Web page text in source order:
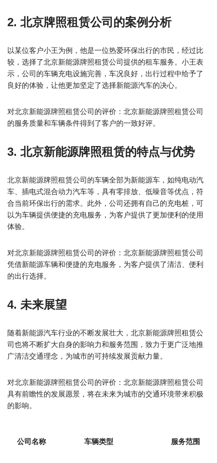
2. 北京牌照租赁公司的案例分析
以某位客户小王为例，他是一位热爱环保出行的市民，经过比
较，选择了北京新能源牌照租赁公司提供的租车服务。小王表
示，公司的车辆充电设施完善，车况良好，出行过程中给予了
良好的体验，让他更加坚定了选择新能源汽车的决心。
对北京新能源牌照租赁公司的评价：北京新能源牌照租赁公司
的服务质量和车辆条件得到了客户的一致好评。
3. 北京新能源牌照租赁的特点与优势
北京新能源牌照租赁公司的车辆全部为新能源车，如纯电动汽
车、插电式混合动力汽车等，具有零排放、低噪音等优点，符
合当前环保出行的需求。此外，公司还拥有自己的充电桩，可
以为车辆提供便捷的充电服务，为客户提供了更加便利的使用
体验。
对北京新能源牌照租赁公司的评价：北京新能源牌照租赁公司
凭借新能源车辆和便捷的充电服务，为客户提供了清洁、便利
的出行选择。
4. 未来展望
随着新能源汽车行业的不断发展壮大，北京新能源牌照租赁公
司也将不断扩大自身的影响力和服务范围，致力于更广泛地推
广清洁交通理念，为城市的可持续发展贡献力量。
对北京新能源牌照租赁公司的评价：北京新能源牌照租赁公司
具有前瞻性的发展愿景，将在未来为城市的交通环境带来积极
的影响。
公司名称 车辆类型 服务范围